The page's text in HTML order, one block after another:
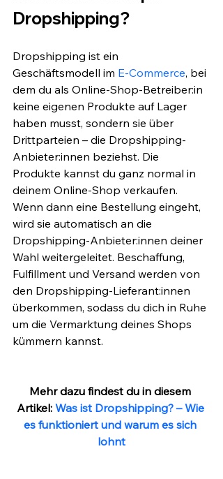
Dropshipping?
Dropshipping ist ein
Geschäftsmodell im E-Commerce, bei
dem du als Online-Shop-Betreiber:in
keine eigenen Produkte auf Lager
haben musst, sondern sie über
Drittparteien – die Dropshipping-
Anbieter:innen beziehst. Die
Produkte kannst du ganz normal in
deinem Online-Shop verkaufen.
Wenn dann eine Bestellung eingeht,
wird sie automatisch an die
Dropshipping-Anbieter:innen deiner
Wahl weitergeleitet. Beschaffung,
Fulfillment und Versand werden von
den Dropshipping-Lieferant:innen
überkommen, sodass du dich in Ruhe
um die Vermarktung deines Shops
kümmern kannst.
Mehr dazu findest du in diesem
Artikel: Was ist Dropshipping? – Wie
es funktioniert und warum es sich
lohnt